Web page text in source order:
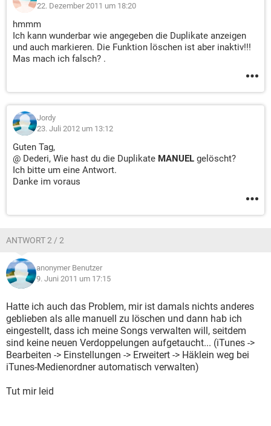
22. Dezember 2011 um 18:20
hmmm
Ich kann wunderbar wie angegeben die Duplikate anzeigen
und auch markieren. Die Funktion löschen ist aber inaktiv!!!
Mas mach ich falsch? .
Jordy
23. Juli 2012 um 13:12
Guten Tag,
@ Dederi, Wie hast du die Duplikate MANUEL gelöscht?
Ich bitte um eine Antwort.
Danke im voraus
ANTWORT 2 / 2
anonymer Benutzer
9. Juni 2011 um 17:15
Hatte ich auch das Problem, mir ist damals nichts anderes
geblieben als alle manuell zu löschen und dann hab ich
eingestellt, dass ich meine Songs verwalten will, seitdem
sind keine neuen Verdoppelungen aufgetaucht... (iTunes ->
Bearbeiten -> Einstellungen -> Erweitert -> Häklein weg bei
iTunes-Medienordner automatisch verwalten)
Tut mir leid